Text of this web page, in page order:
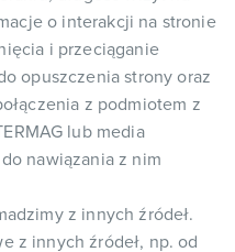
o interakcji na stronie
i przeciąganie
opuszczenia strony oraz
z podmiotem z
lub media
nawiązania z nim
z innych źródeł.
z innych źródeł, np. od